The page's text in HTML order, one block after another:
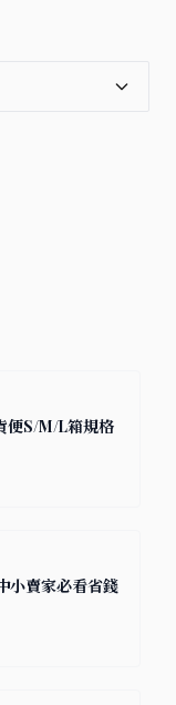
便S/M/L箱規格
小賣家必看省錢